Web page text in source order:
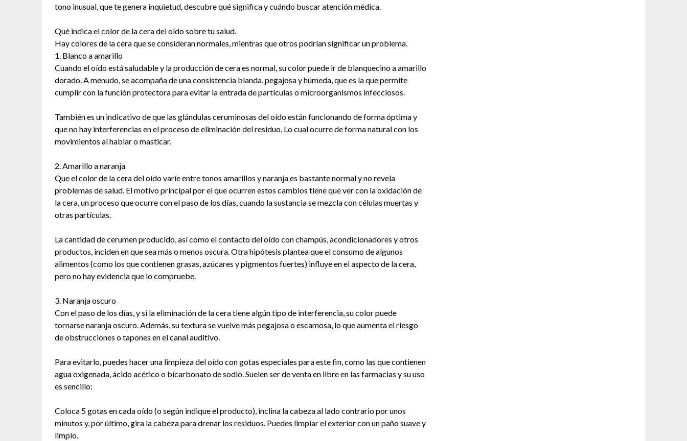
tono inusual, que te genera inquietud, descubre qué significa y cuándo buscar atención médica.
Qué indica el color de la cera del oído sobre tu salud.
Hay colores de la cera que se consideran normales, mientras que otros podrían significar un problema.
1. Blanco a amarillo
Cuando el oído está saludable y la producción de cera es normal, su color puede ir de blanquecino a amarillo
dorado. A menudo, se acompaña de una consistencia blanda, pegajosa y húmeda, que es la que permite
cumplir con la función protectora para evitar la entrada de partículas o microorganismos infecciosos.
También es un indicativo de que las glándulas ceruminosas del oído están funcionando de forma óptima y
que no hay interferencias en el proceso de eliminación del residuo. Lo cual ocurre de forma natural con los
movimientos al hablar o masticar.
2. Amarillo a naranja
Que el color de la cera del oído varíe entre tonos amarillos y naranja es bastante normal y no revela
problemas de salud. El motivo principal por el que ocurren estos cambios tiene que ver con la oxidación de
la cera, un proceso que ocurre con el paso de los días, cuando la sustancia se mezcla con células muertas y
otras partículas.
La cantidad de cerumen producido, así como el contacto del oído con champús, acondicionadores y otros
productos, inciden en que sea más o menos oscura. Otra hipótesis plantea que el consumo de algunos
alimentos (como los que contienen grasas, azúcares y pigmentos fuertes) influye en el aspecto de la cera,
pero no hay evidencia que lo compruebe.
3. Naranja oscuro
Con el paso de los días, y si la eliminación de la cera tiene algún tipo de interferencia, su color puede
tornarse naranja oscuro. Además, su textura se vuelve más pegajosa o escamosa, lo que aumenta el riesgo
de obstrucciones o tapones en el canal auditivo.
Para evitarlo, puedes hacer una limpieza del oído con gotas especiales para este fin, como las que contienen
agua oxigenada, ácido acético o bicarbonato de sodio. Suelen ser de venta en libre en las farmacias y su uso
es sencillo:
Coloca 5 gotas en cada oído (o según indique el producto), inclina la cabeza al lado contrario por unos
minutos y, por último, gira la cabeza para drenar los residuos. Puedes limpiar el exterior con un paño suave y
limpio.